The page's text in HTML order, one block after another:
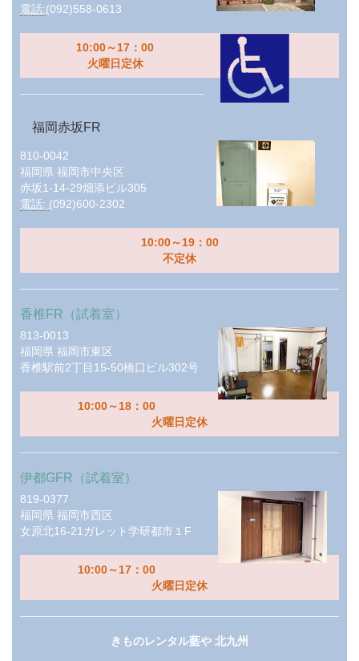
電話:(092)558-0613
10:00～17：00
火曜日定休
福岡赤坂FR
810-0042
福岡県 福岡市中央区
赤坂1-14-29畑添ビル305
電話: (092)600-2302
10:00～19：00
不定休
香椎FR（試着室）
813-0013
福岡県 福岡市東区
香椎駅前2丁目15-50橋口ビル302号
10:00～18：00
火曜日定休
伊都GFR（試着室）
819-0377
福岡県 福岡市西区
女原北16-21ガレット学研都市１F
10:00～17：00
火曜日定休
きものレンタル藍や 北九州